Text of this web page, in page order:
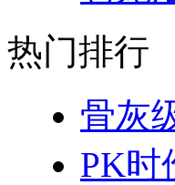
热门排行
骨灰
PK时